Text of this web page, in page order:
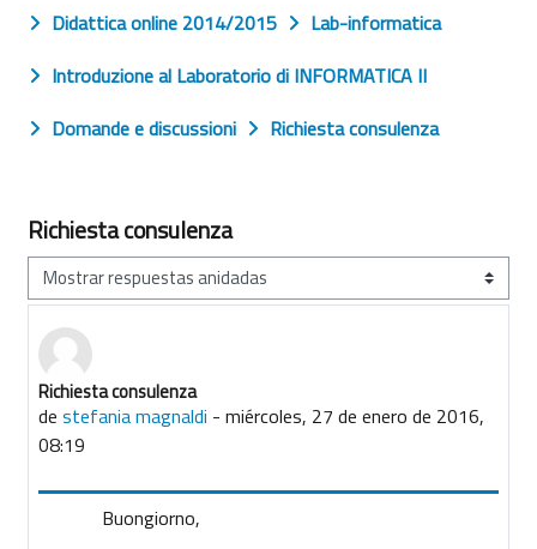
Didattica online 2014/2015
Lab-informatica
Introduzione al Laboratorio di INFORMATICA II
Domande e discussioni
Richiesta consulenza
Richiesta consulenza
Mostrar modo
Richiesta consulenza
de stefania magnaldi - miércoles, 27 de enero de 2016,
08:19
Número de respuestas: 1
Buongiorno,